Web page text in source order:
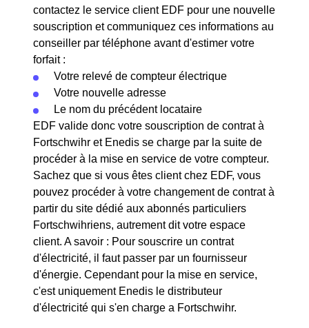
contactez le service client EDF pour une nouvelle
souscription et communiquez ces informations au
conseiller par téléphone avant d'estimer votre
forfait :
Votre relevé de compteur électrique
Votre nouvelle adresse
Le nom du précédent locataire
EDF valide donc votre souscription de contrat à
Fortschwihr et Enedis se charge par la suite de
procéder à la mise en service de votre compteur.
Sachez que si vous êtes client chez EDF, vous
pouvez procéder à votre changement de contrat à
partir du site dédié aux abonnés particuliers
Fortschwihriens, autrement dit votre espace
client. A savoir : Pour souscrire un contrat
d'électricité, il faut passer par un fournisseur
d'énergie. Cependant pour la mise en service,
c'est uniquement Enedis le distributeur
d'électricité qui s'en charge a Fortschwihr.